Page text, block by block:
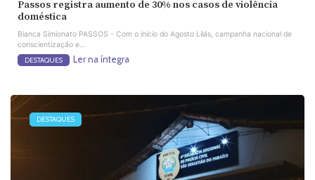
Passos registra aumento de 30% nos casos de violência
doméstica
Bianca Simionato PASSOS - Com o início do Agosto Lilás, campanha nacional de
conscientização e...
DESTAQUES Ler na íntegra
DESTAQUES